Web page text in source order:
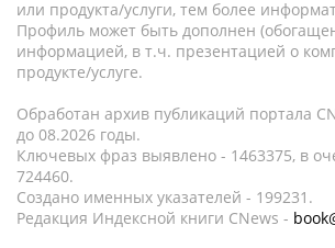
или продукта/услуги, тем более
Профиль может быть дополнен
информацией, в т.ч. презентацией о
продукте/услуге.
Обработан архив публикаций портала
до 08.2026 годы.
Ключевых фраз выявлено - 1463375, в
724460.
Создано именных указателей - 199231.
Редакция Индексной книги CNews -